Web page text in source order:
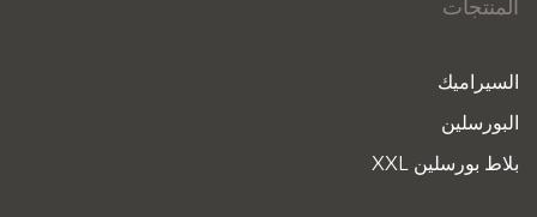
المنتجات
السيراميك
البورسلين
بلاط بورسلين XXL